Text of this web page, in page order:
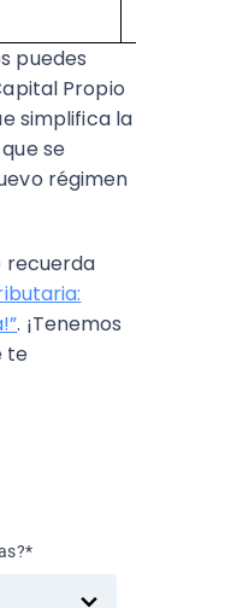
puedes
Propio
simplifica la
se
régimen
recuerda
. ¡Tenemos
te
*